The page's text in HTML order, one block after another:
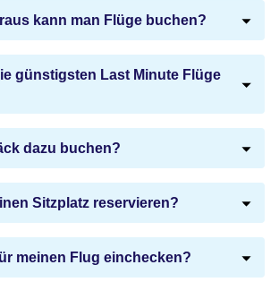
kann man Flüge buchen?
günstigsten Last Minute Flüge
dazu buchen?
Sitzplatz reservieren?
meinen Flug einchecken?